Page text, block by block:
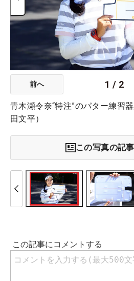
前へ 1 / 2
青木瀬令奈“特注”のパター練習
田文平）
この写真の記